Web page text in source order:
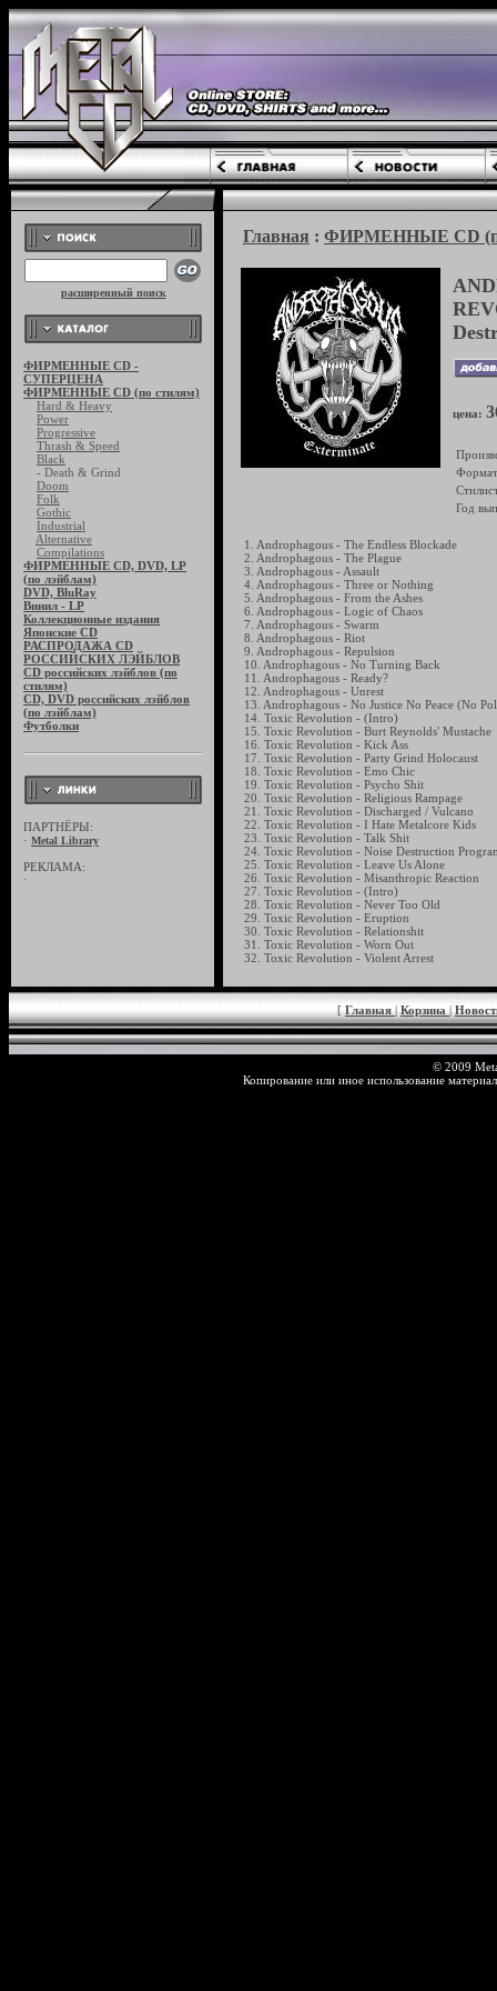
расширенный поиск
ФИРМЕННЫЕ CD -
СУПЕРЦЕНА
ФИРМЕННЫЕ CD (по стилям)
Hard & Heavy
Power
Progressive
Thrash & Speed
Black
- Death & Grind
Doom
Folk
Gothic
Industrial
Alternative
Compilations
ФИРМЕННЫЕ CD, DVD, LP
(по лэйблам)
DVD, BluRay
Винил - LP
Коллекционные издания
Японские CD
РАСПРОДАЖА CD
РОССИЙСКИХ ЛЭЙБЛОВ
CD российских лэйблов (по
стилям)
CD, DVD российских лэйблов
(по лэйблам)
Футболки
ПАРТНЁРЫ:
· Metal Library
РЕКЛАМА:
·
Главная : ФИРМЕННЫЕ CD
цена:
Год
1. Androphagous - The Endless Blockade
2. Androphagous - The Plague
3. Androphagous - Assault
4. Androphagous - Three or Nothing
5. Androphagous - From the Ashes
6. Androphagous - Logic of Chaos
7. Androphagous - Swarm
8. Androphagous - Riot
9. Androphagous - Repulsion
10. Androphagous - No Turning Back
11. Androphagous - Ready?
12. Androphagous - Unrest
13. Androphagous - No Justice No Peace (No
14. Toxic Revolution - (Intro)
15. Toxic Revolution - Burt Reynolds' Mustache
16. Toxic Revolution - Kick Ass
17. Toxic Revolution - Party Grind Holocaust
18. Toxic Revolution - Emo Chic
19. Toxic Revolution - Psycho Shit
20. Toxic Revolution - Religious Rampage
21. Toxic Revolution - Discharged / Vulcano
22. Toxic Revolution - I Hate Metalcore Kids
23. Toxic Revolution - Talk Shit
24. Toxic Revolution - Noise Destruction
25. Toxic Revolution - Leave Us Alone
26. Toxic Revolution - Misanthropic Reaction
27. Toxic Revolution - (Intro)
28. Toxic Revolution - Never Too Old
29. Toxic Revolution - Eruption
30. Toxic Revolution - Relationshit
31. Toxic Revolution - Worn Out
32. Toxic Revolution - Violent Arrest
[ Главная | Корзина |
© 2009
Копирование или иное использование